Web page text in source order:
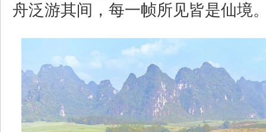
舟泛游其间，每一帧所见皆是仙境